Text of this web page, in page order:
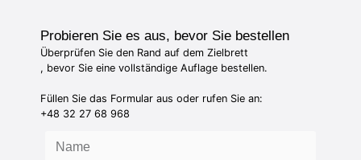
Probieren Sie es aus, bevor Sie bestellen
Überprüfen Sie den Rand auf dem Zielbrett
, bevor Sie eine vollständige Auflage bestellen.
Füllen Sie das Formular aus oder rufen Sie an:
+48 32 27 68 968